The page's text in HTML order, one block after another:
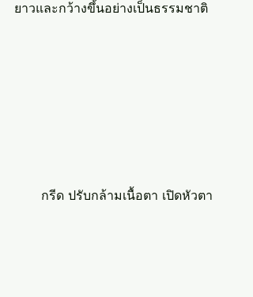
ยาวและกว้างขึ้นอย่างเป็นธรรมชาติ
กรีด ปรับกล้ามเนื้อตา เปิดหัวตา